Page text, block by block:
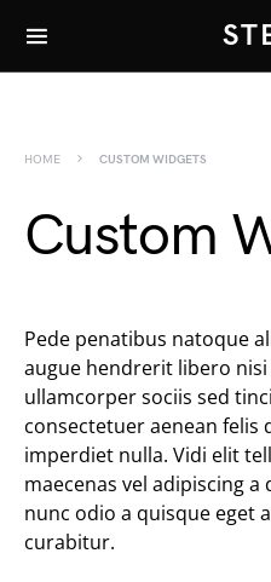
HOME CUSTOM WIDGETS
Custom
Pede penatibus natoque
augue hendrerit libero
ullamcorper sociis sed
consectetuer aenean
imperdiet nulla. Vidi elit
maecenas vel adipiscing
nunc odio a quisque eget
curabitur.